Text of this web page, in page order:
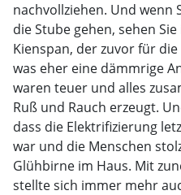
nachvollziehen. Und wenn
die Stube gehen, sehen
Kienspan, der zuvor für
was eher eine dämmrige
waren teuer und alles
Ruß und Rauch erzeugt.
dass die Elektrifizierung
war und die Menschen
Glühbirne im Haus. Mit
stellte sich immer mehr